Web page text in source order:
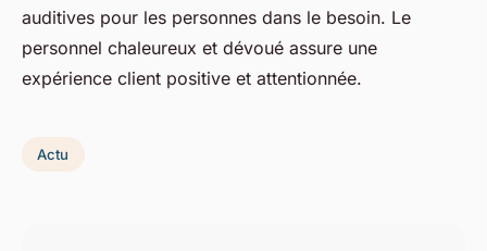
auditives pour les personnes dans le besoin. Le
personnel chaleureux et dévoué assure une
expérience client positive et attentionnée.
Actu